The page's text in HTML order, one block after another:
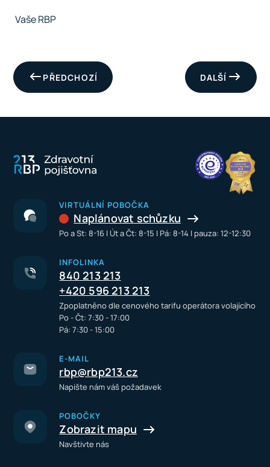
Vaše RBP
DALŠÍ
PŘEDCHOZÍ
VIRTUÁLNÍ POBOČKA
Naplánovat schůzku
Po a St: 8-16 I Út a Čt: 8-15 I Pá: 8-14 I pauza: 12-12:30
INFOLINKA
840 213 213
+420 596 213 213
Zpoplatněno dle cenového tarifu operátora volajícího
Po - Čt: 7:30 - 17:00
Pá: 7:30 - 15:00
E-MAIL
rbp@rbp213.cz
Napište nám váš požadavek
POBOČKY
Zobrazit mapu
Navštivte nás